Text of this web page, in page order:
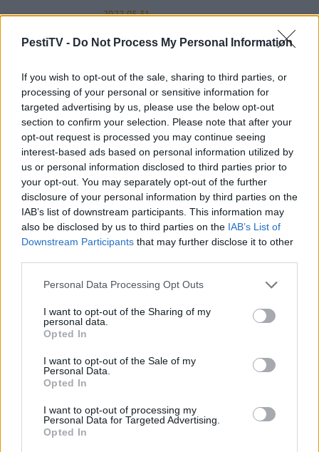
PestiTV - Do Not Process My Personal Information
If you wish to opt-out of the sale, sharing to third parties, or
processing of your personal or sensitive information for
targeted advertising by us, please use the below opt-out
section to confirm your selection. Please note that after your
opt-out request is processed you may continue seeing
interest-based ads based on personal information utilized by
us or personal information disclosed to third parties prior to
your opt-out. You may separately opt-out of the further
disclosure of your personal information by third parties on the
IAB’s list of downstream participants. This information may
also be disclosed by us to third parties on the IAB’s List of
Downstream Participants that may further disclose it to other
Please note that this website/app uses one or more Google
not limited to your visit or usage behaviour. You may click to
grant or deny consent to Google and its third-party tags to
use your data for below specified purposes in below Google
consent section.
Personal Data Processing Opt Outs
I want to opt-out of the Sharing of my
personal data.
Opted In
I want to opt-out of the Sale of my
Personal Data.
Opted In
I want to opt-out of processing my
Personal Data for Targeted Advertising.
Opted In
2022.05.31.
GERILLA BÁR PESTITV
szépségének titka
2022.05.31.
GERILLA BÁR PESTITV
Erdélyi turnéra indul a Sárik Péter
2022.05.31.
FŐCÍM